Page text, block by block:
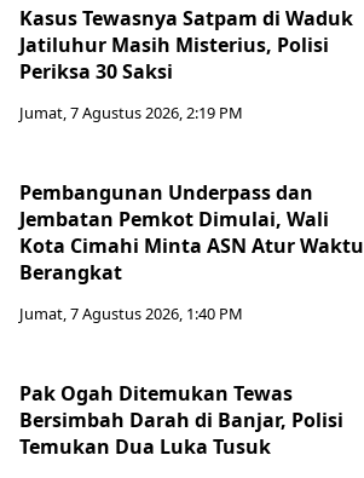
Kasus Tewasnya Satpam di Waduk
Jatiluhur Masih Misterius, Polisi
Periksa 30 Saksi
Jumat, 7 Agustus 2026, 2:19 PM
Pembangunan Underpass dan
Jembatan Pemkot Dimulai, Wali
Kota Cimahi Minta ASN Atur Waktu
Berangkat
Jumat, 7 Agustus 2026, 1:40 PM
Pak Ogah Ditemukan Tewas
Bersimbah Darah di Banjar, Polisi
Temukan Dua Luka Tusuk